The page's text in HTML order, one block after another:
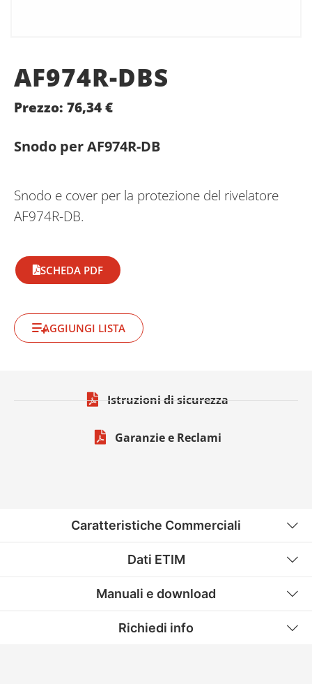
AF974R-DBS
Prezzo: 76,34€
Snodo per AF974R-DB
Snodo e cover per la protezione del rivelatore
AF974R-DB.
SCHEDA PDF
AGGIUNGI LISTA
Istruzioni di sicurezza
Garanzie e Reclami
Caratteristiche Commerciali
Dati ETIM
Manuali e download
Richiedi info